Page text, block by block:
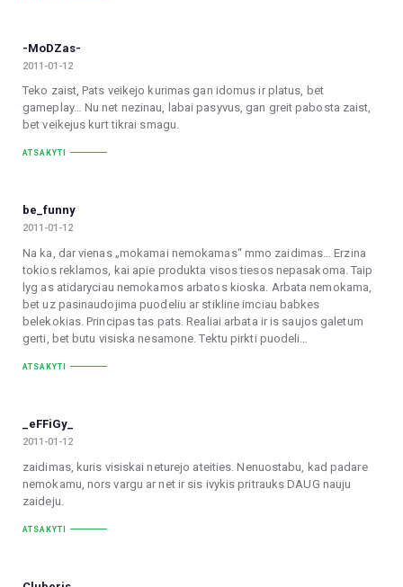
-MoDZas-
2011-01-12
Teko zaist, Pats veikejo kurimas gan idomus ir platus, bet
gameplay… Nu net nezinau, labai pasyvus, gan greit pabosta zaist,
bet veikejus kurt tikrai smagu.
ATSAKYTI
be_funny
2011-01-12
Na ka, dar vienas „mokamai nemokamas“ mmo zaidimas… Erzina
tokios reklamos, kai apie produkta visos tiesos nepasakoma. Taip
lyg as atidaryciau nemokamos arbatos kioska. Arbata nemokama,
bet uz pasinaudojima puodeliu ar stikline imciau babkes
belekokias. Principas tas pats. Realiai arbata ir is saujos galetum
gerti, bet butu visiska nesamone. Tektu pirkti puodeli…
ATSAKYTI
_eFFiGy_
2011-01-12
zaidimas, kuris visiskai neturejo ateities. Nenuostabu, kad padare
nemokamu, nors vargu ar net ir sis ivykis pritrauks DAUG nauju
zaideju.
ATSAKYTI